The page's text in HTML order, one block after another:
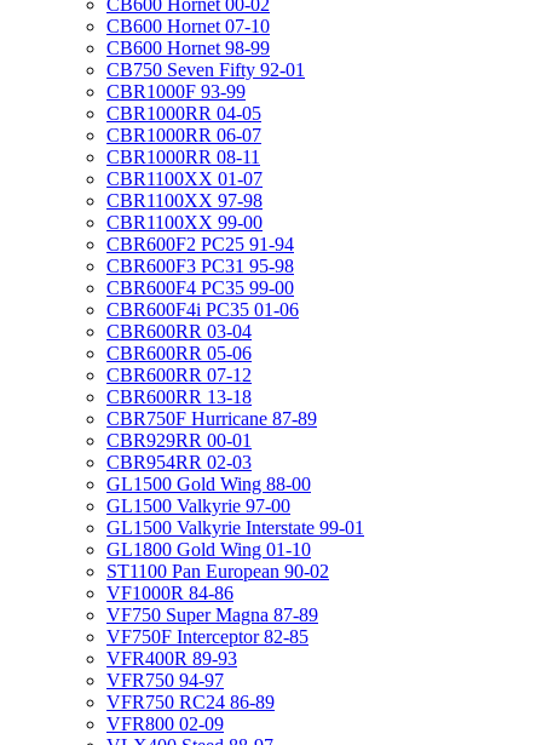
CB600 Hornet 00-02
CB600 Hornet 07-10
CB600 Hornet 98-99
CB750 Seven Fifty 92-01
CBR1000F 93-99
CBR1000RR 04-05
CBR1000RR 06-07
CBR1000RR 08-11
CBR1100XX 01-07
CBR1100XX 97-98
CBR1100XX 99-00
CBR600F2 PC25 91-94
CBR600F3 PC31 95-98
CBR600F4 PC35 99-00
CBR600F4i PC35 01-06
CBR600RR 03-04
CBR600RR 05-06
CBR600RR 07-12
CBR600RR 13-18
CBR750F Hurricane 87-89
CBR929RR 00-01
CBR954RR 02-03
GL1500 Gold Wing 88-00
GL1500 Valkyrie 97-00
GL1500 Valkyrie Interstate 99-01
GL1800 Gold Wing 01-10
ST1100 Pan European 90-02
VF1000R 84-86
VF750 Super Magna 87-89
VF750F Interceptor 82-85
VFR400R 89-93
VFR750 94-97
VFR750 RC24 86-89
VFR800 02-09